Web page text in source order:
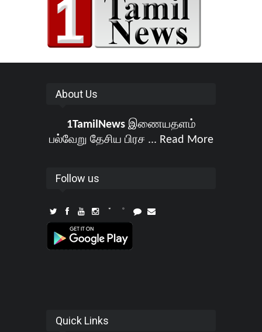
About Us
1TamilNewsஇணையதளம்
பல்வேறு தேசிய பிரச ... Read More
Follow us
Quick Links